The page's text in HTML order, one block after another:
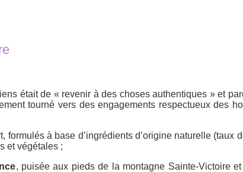
était de « revenir à des choses authentiques » et
tourné vers des engagements respectueux des
formulés à base d’ingrédients d’origine naturelle (taux
et végétales ;
, puisée aux pieds de la montagne Sainte-Victoire